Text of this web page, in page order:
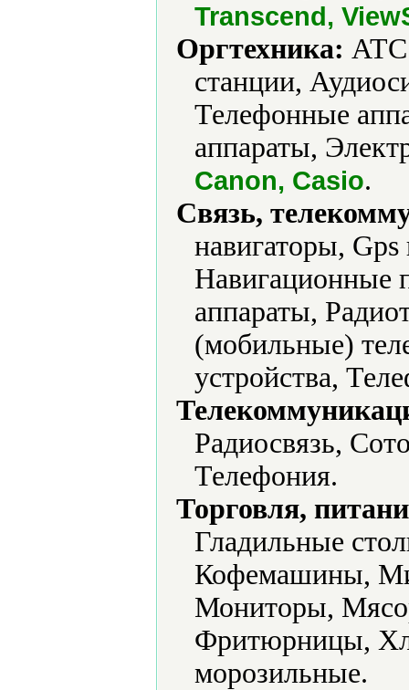
Transcend,
Оргтехника: АТС
станции,
Телефонные
аппараты,
Canon, Casio.
Связь,
навигаторы,
Навигационные
аппараты,
(мобильные)
устройства,
Радиосвязь,
Телефония.
Торговля,
Гладильные
Кофемашины,
Мониторы,
Фритюрницы,
морозильные.